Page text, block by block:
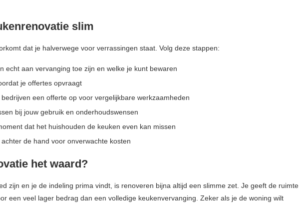
slim
dat je halverwege voor verrassingen staat. Volg deze stappen:
echt aan vervanging toe zijn en welke je kunt bewaren
je offertes opvraagt
een offerte op voor vergelijkbare werkzaamheden
bij jouw gebruik en onderhoudswensen
dat het huishouden de keuken even kan missen
de hand voor onverwachte kosten
het waard?
zijn en je de indeling prima vindt, is renoveren bijna altijd een slimme zet. Je geeft de ruimte
een veel lager bedrag dan een volledige keukenvervanging. Zeker als je de woning wilt